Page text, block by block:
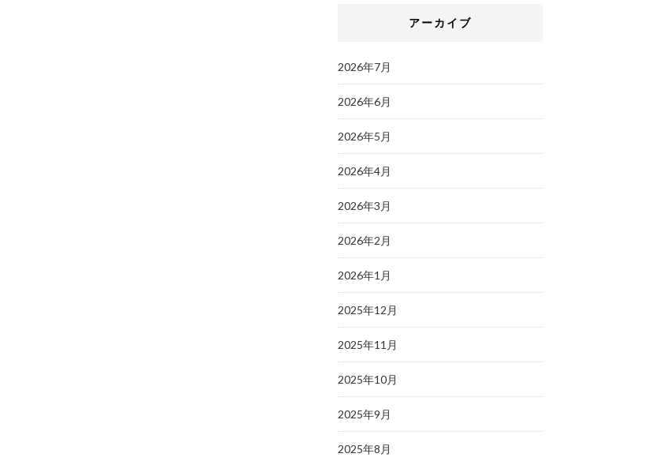
アーカイブ
2026年7月
2026年6月
2026年5月
2026年4月
2026年3月
2026年2月
2026年1月
2025年12月
2025年11月
2025年10月
2025年9月
2025年8月